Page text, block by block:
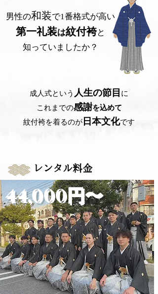
男性の​和装で1番格式が高い
第一礼装は紋付袴と
知っていましたか？
成人式という 人生の節目 に
これまでの感謝を込めて
紋付袴を着るのが 日本文化です
レンタル料金
44,000円〜